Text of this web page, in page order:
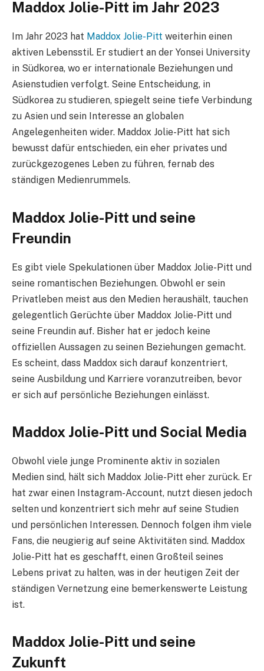
Maddox Jolie-Pitt im Jahr 2023
Im Jahr 2023 hat Maddox Jolie-Pitt weiterhin einen
aktiven Lebensstil. Er studiert an der Yonsei University
in Südkorea, wo er internationale Beziehungen und
Asienstudien verfolgt. Seine Entscheidung, in
Südkorea zu studieren, spiegelt seine tiefe Verbindung
zu Asien und sein Interesse an globalen
Angelegenheiten wider. Maddox Jolie-Pitt hat sich
bewusst dafür entschieden, ein eher privates und
zurückgezogenes Leben zu führen, fernab des
ständigen Medienrummels.
Maddox Jolie-Pitt und seine
Freundin
Es gibt viele Spekulationen über Maddox Jolie-Pitt und
seine romantischen Beziehungen. Obwohl er sein
Privatleben meist aus den Medien heraushält, tauchen
gelegentlich Gerüchte über Maddox Jolie-Pitt und
seine Freundin auf. Bisher hat er jedoch keine
offiziellen Aussagen zu seinen Beziehungen gemacht.
Es scheint, dass Maddox sich darauf konzentriert,
seine Ausbildung und Karriere voranzutreiben, bevor
er sich auf persönliche Beziehungen einlässt.
Maddox Jolie-Pitt und Social Media
Obwohl viele junge Prominente aktiv in sozialen
Medien sind, hält sich Maddox Jolie-Pitt eher zurück. Er
hat zwar einen Instagram-Account, nutzt diesen jedoch
selten und konzentriert sich mehr auf seine Studien
und persönlichen Interessen. Dennoch folgen ihm viele
Fans, die neugierig auf seine Aktivitäten sind. Maddox
Jolie-Pitt hat es geschafft, einen Großteil seines
Lebens privat zu halten, was in der heutigen Zeit der
ständigen Vernetzung eine bemerkenswerte Leistung
ist.
Maddox Jolie-Pitt und seine
Zukunft